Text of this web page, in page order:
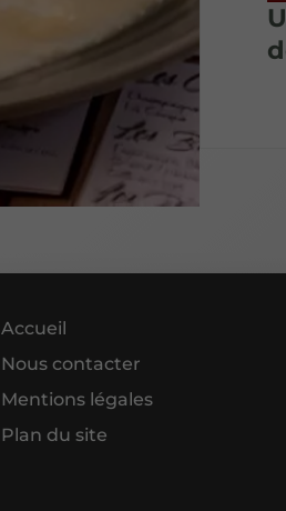
Accueil
Nous contacter
Mentions légales
Plan du site